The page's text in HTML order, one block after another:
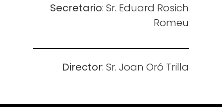
Secretario: Sr. Eduard Rosich
Romeu
Director: Sr. Joan Oró Trilla